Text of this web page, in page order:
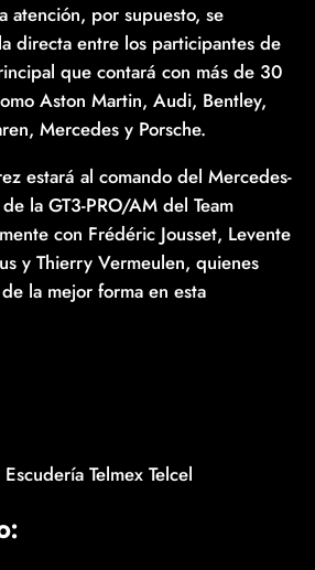
atención, por supuesto, se
directa entre los participantes de
que contará con más de 30
Aston Martin, Audi, Bentley,
Mercedes y Porsche.
estará al comando del Mercedes-
la GT3-PRO/AM del Team
con Frédéric Jousset, Levente
y Thierry Vermeulen, quienes
la mejor forma en esta
Telmex Telcel